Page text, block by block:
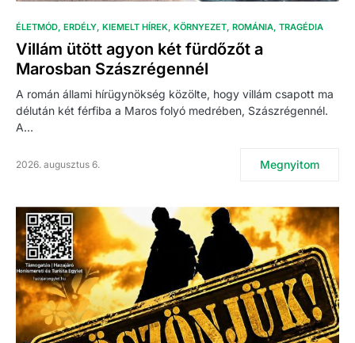
ÉLETMÓD ERDÉLY KIEMELT HÍREK KÖRNYEZET ROMÁNIA TRAGÉDIA
Villám ütött agyon két fürdőzőt a
Marosban Szászrégennél
A román állami hírügynökség közölte, hogy villám csapott ma
délután két férfiba a Maros folyó medrében, Szászrégennél.
A…
2026. augusztus 6. Megnyitom